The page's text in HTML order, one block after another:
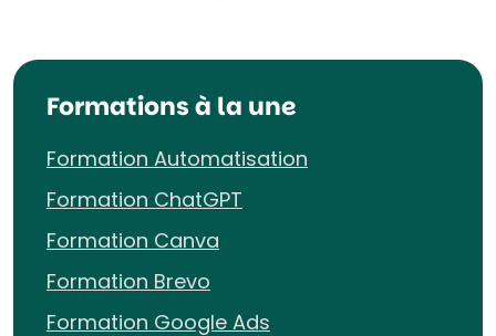
Formations à la une
Formation Automatisation
Formation ChatGPT
Formation Canva
Formation Brevo
Formation Google Ads